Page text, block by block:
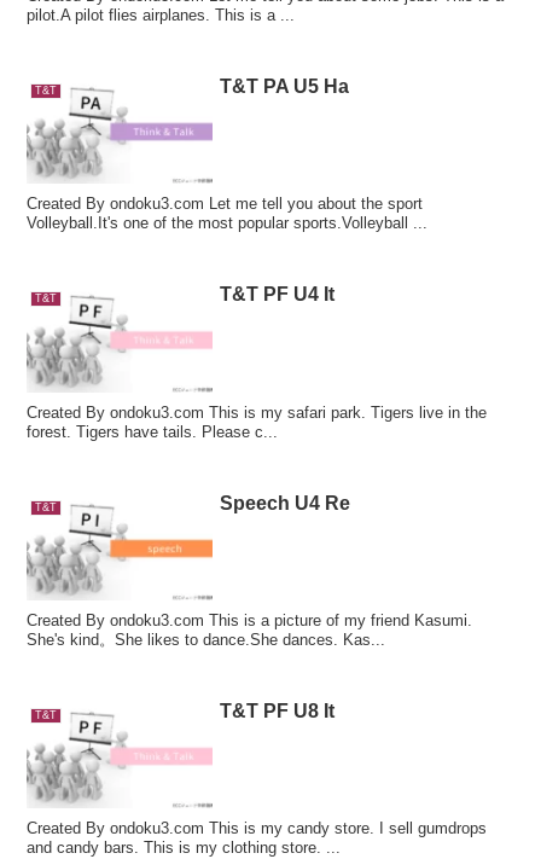
pilot.A pilot flies airplanes. This is a ...
T&T T&T PA U5 Ha
Created By ondoku3.com Let me tell you about the sport
Volleyball.It's one of the most popular sports.Volleyball ...
T&T T&T PF U4 It
Created By ondoku3.com This is my safari park. Tigers live in the
forest. Tigers have tails. Please c...
T&T Speech U4 Re
Created By ondoku3.com This is a picture of my friend Kasumi.
She's kind。She likes to dance.She dances. Kas...
T&T T&T PF U8 It
Created By ondoku3.com This is my candy store. I sell gumdrops
and candy bars. This is my clothing store. ...